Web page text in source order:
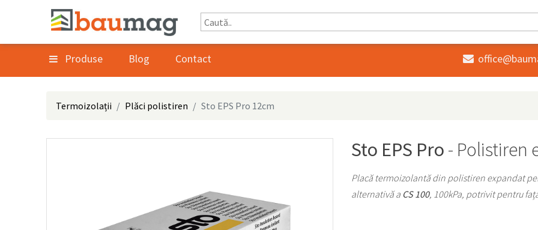
Produse Blog Contact 
Termoizolații Plăci polistiren Sto EPS Pro 12cm
Sto EPS Pro - Polistiren
Placă termoizolantă din polistiren expandat
alternativă a CS 100, 100kPa, potrivit pentru